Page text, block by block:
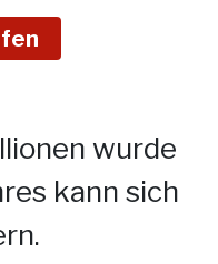
wurde
kann sich